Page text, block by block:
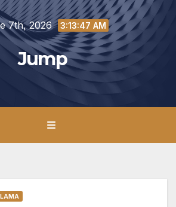
7th, 2026 3:13:48 AM
Jump